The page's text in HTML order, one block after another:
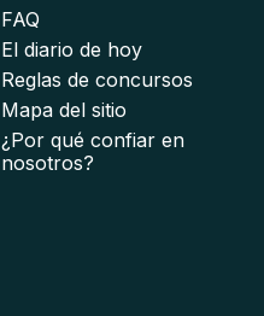
FAQ
El diario de hoy
Reglas de concursos
Mapa del sitio
¿Por qué confiar en
nosotros?